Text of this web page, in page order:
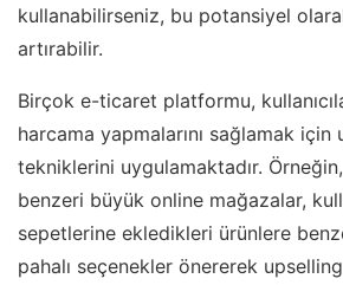
kullanabilirseniz, bu potansiyel
artırabilir.
Birçok e-ticaret platformu,
harcama yapmalarını sağlamak için
tekniklerini uygulamaktadır.
benzeri büyük online mağazalar,
sepetlerine ekledikleri ürünlere
pahalı seçenekler önererek